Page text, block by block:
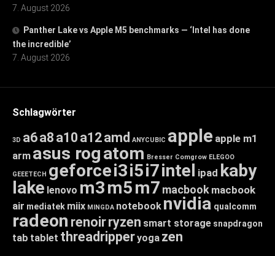
7. August 2026
Panther Lake vs Apple M5 benchmarks — ‘Intel has done
the incredible’
7. August 2026
Schlagwörter
3D a6a8 a10 a12amd ANYCUBIC apple apple m1
arm asus rogatom Bresser Comgrow ELEGOO
GEEETECH geforcei3i5i7intel ipad kaby
lake lenovo m3m5m7 macbook macbook
air mediatek miix MINGDA notebook nvidia qualcomm
radeon renoirryzen smart storage snapdragon
tab tablet threadripperyoga zen